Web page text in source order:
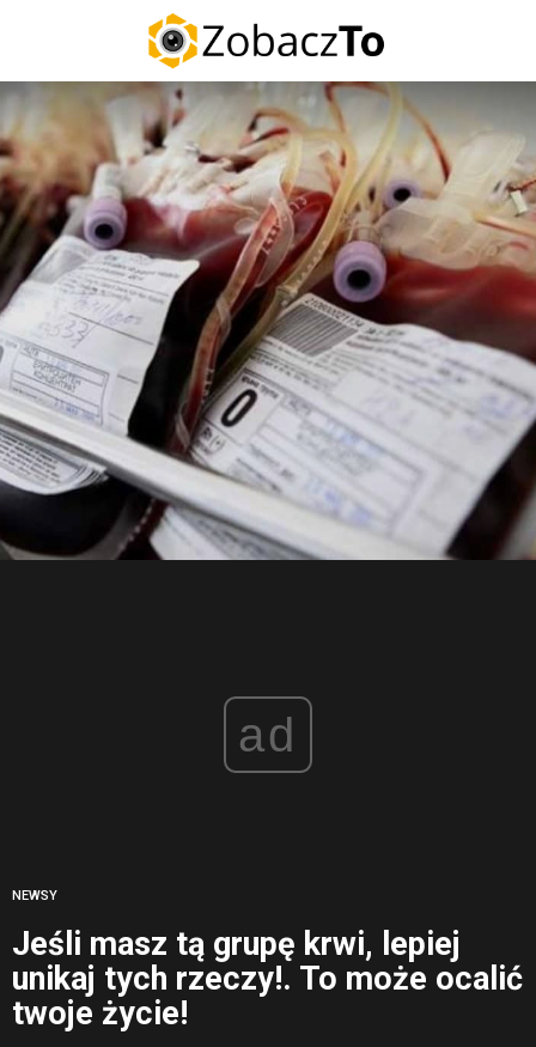
ad
NEWSY
Jeśli masz tą grupę krwi, lepiej
unikaj tych rzeczy!. To może ocalić
twoje życie!